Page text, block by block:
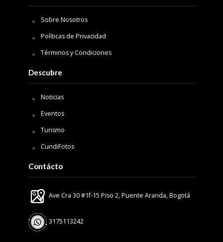
Sobre Nosotros
Políticas de Privacidad
Términos y Condiciones
Descubre
Noticias
Eventos
Turismo
CundiFotos
Contácto
Ave Cra 30 #1f-15 Piso 2, Puente Aranda, Bogotá
3175113242